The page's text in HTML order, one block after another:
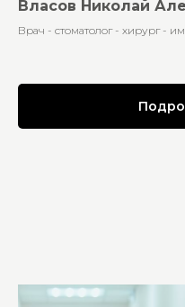
Власов Николай
Врач - стоматолог - хирург -